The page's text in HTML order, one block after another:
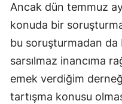
Ancak dün temmuz
konuda bir soruşturma
bu soruşturmadan
sarsılmaz inancıma
emek verdiğim
tartışma konusu